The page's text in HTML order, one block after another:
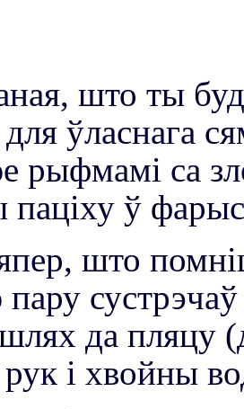
што ты
ўласнага
рыфмамі са
паціху ў
што
пару
да пляцу
рук і хвойны